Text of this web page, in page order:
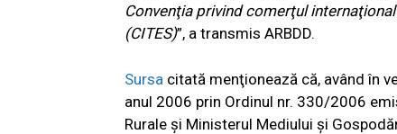
Convenţia privind comerţul
(CITES)”, a transmis ARBDD.
Sursa citată menţionează că, având în
anul 2006 prin Ordinul nr. 330/2006
Rurale şi Ministerul Mediului şi